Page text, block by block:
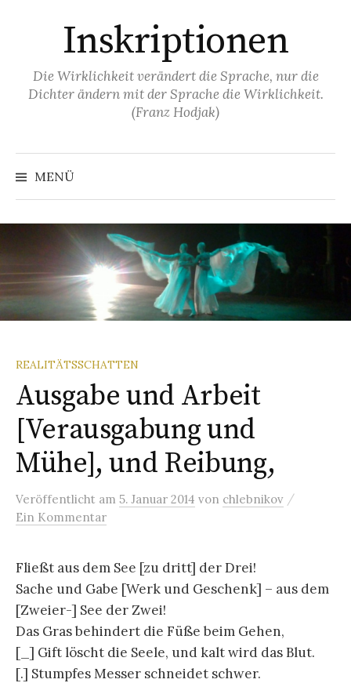
Inskriptionen
Die Wirklichkeit verändert die Sprache, nur die
Dichter ändern mit der Sprache die Wirklichkeit.
(Franz Hodjak)
MENÜ
REALITÄTSSCHATTEN
Ausgabe und Arbeit
[Verausgabung und
Mühe], und Reibung,
Veröffentlicht am 5. Januar 2014 von chlebnikov /
Ein Kommentar
Fließt aus dem See [zu dritt] der Drei!
Sache und Gabe [Werk und Geschenk] – aus dem
[Zweier-] See der Zwei!
Das Gras behindert die Füße beim Gehen,
[_] Gift löscht die Seele, und kalt wird das Blut.
[.] Stumpfes Messer schneidet schwer.